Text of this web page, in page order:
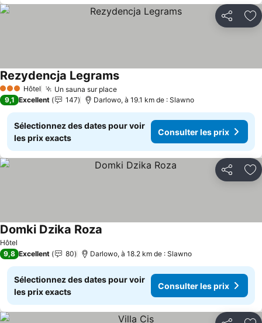
Partager
3 ÉtoilesHôtel Un sauna sur place
Rezydencja Legrams
9,1 Excellent 147 Darlowo, à 19.1 km de : Slawno
Sélectionnez des dates pour voir
les prix exacts
Consulter les prix
Partager
Hôtel
Domki Dzika Roza
9,8 Excellent 80 Darlowo, à 18.2 km de : Slawno
Sélectionnez des dates pour voir
les prix exacts
Consulter les prix